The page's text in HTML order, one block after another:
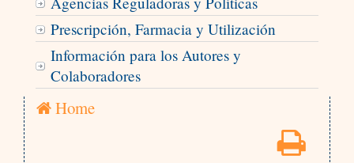
Prescripción, Farmacia y Utilización
Información para los Autores y
Colaboradores
Home